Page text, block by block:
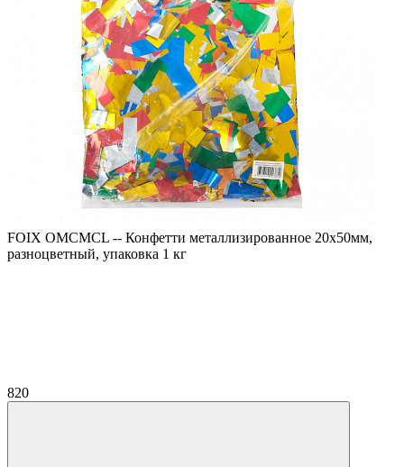
FOIX OMCMCL -- Конфетти металлизированное 20х50мм,
разноцветный, упаковка 1 кг
820